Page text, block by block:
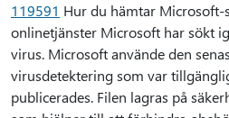
119591 Hur du hämtar
onlinetjänster Microsoft har sökt
virus. Microsoft använde den
virusdetektering som var
publicerades. Filen lagras på